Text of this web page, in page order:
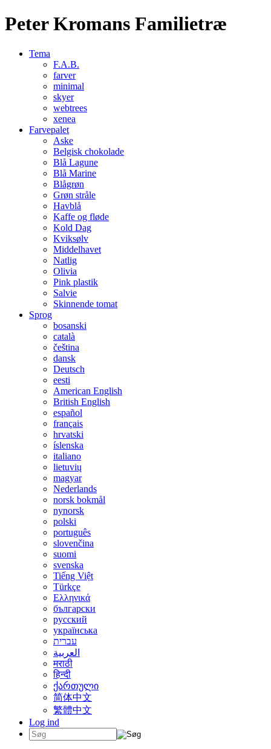
Peter Kromans Familietræ
Tema
F.A.B.
farver
minimal
skyer
webtrees
xenea
Farvepalet
Aske
Belgisk chokolade
Blå Lagune
Blå Marine
Blågrøn
Grøn stråle
Havblå
Kaffe og fløde
Kold Dag
Kviksølv
Middelhavet
Natlig
Olivia
Pink plastik
Salvie
Skinnende tomat
Sprog
bosanski
català
čeština
dansk
Deutsch
eesti
American English
British English
español
français
hrvatski
íslenska
italiano
lietuvių
magyar
Nederlands
norsk bokmål
nynorsk
polski
português
slovenčina
suomi
svenska
Tiếng Việt
Türkçe
Ελληνικά
български
русский
українська
עברית
العربية
मराठी
हिन्दी
ქართული
简体中文
繁體中文
Log ind